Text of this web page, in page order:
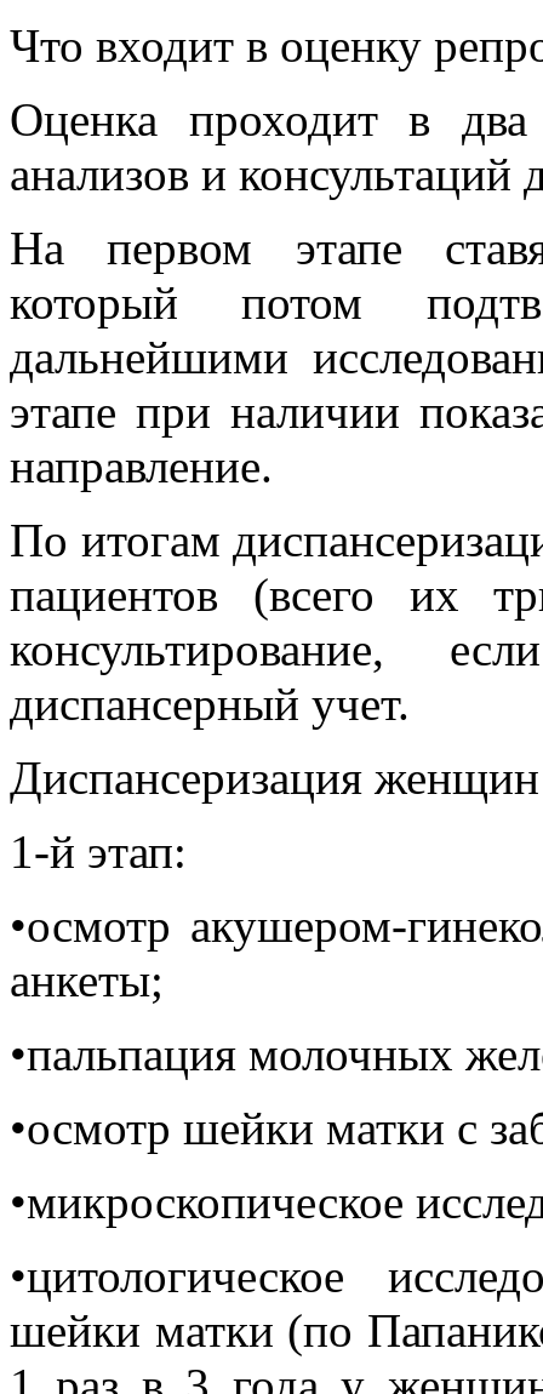
Что входит в оценку
Оценка проходит в два
анализов и
На первом этапе
который потом
дальнейшими
этапе при наличии
направление.
По итогам
пациентов (всего их
консультирование,
диспансерный учет.
Диспансеризация женщин
1-й этап:
•осмотр акушером-
анкеты;
•пальпация молочных
•осмотр шейки матки с
•микроскопическое
•цитологическое
шейки матки (по